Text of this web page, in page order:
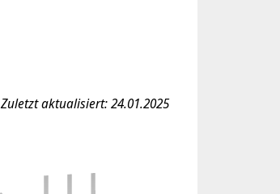
Zuletzt aktualisiert: 24.01.2025